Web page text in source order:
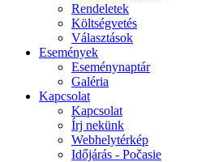
Rendeletek
Költségvetés
Választások
Események
Eseménynaptár
Galéria
Kapcsolat
Kapcsolat
Írj nekünk
Webhelytérkép
Időjárás - Počasie